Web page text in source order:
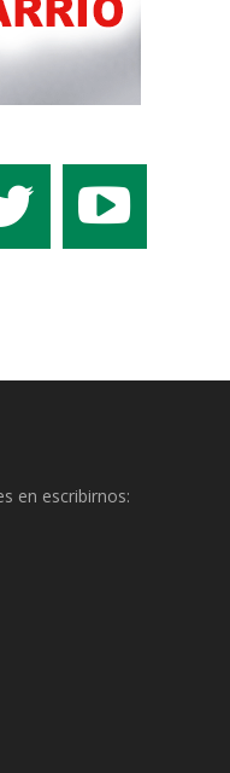
en escribirnos: